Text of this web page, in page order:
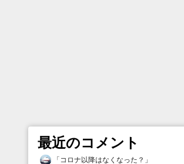
最近のコメント
「コロナ以降はなくなった？ 」